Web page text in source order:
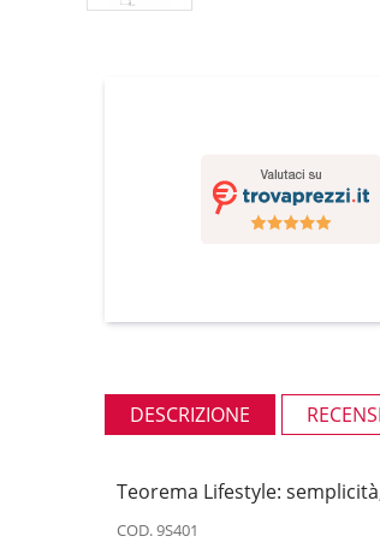
DESCRIZIONE
Teorema Lifestyle:
COD. 9S401